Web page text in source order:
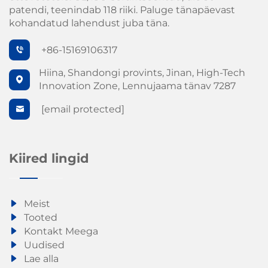
hügieeniliselt ja täpselt.
Peamised eelised
1. Terviklikud tootmislahendused
See seadmete kategooria toetab täielikku tootmisliini
integreerimist ekstrudeerimisest pakkimiseni. Ühe- ja
tööstusliku toidumaitsestusmasina ja tööstusliku
tootmisvoogu.
2. Paindlikud toote rakendused
Kas toodetakse paisutatud snäkke, Kurkure-tüüpi tooteid,
patendi, teenindab 118 riiki. Paluge tänapäevast
kohandatud lahendust juba täna.
+86-15169106317
Hiina, Shandongi provints, Jinan, High-Tech
Innovation Zone, Lennujaama tänav 7287
[email protected]
Kiired lingid
Meist
Tooted
Kontakt Meega
Uudised
Lae alla